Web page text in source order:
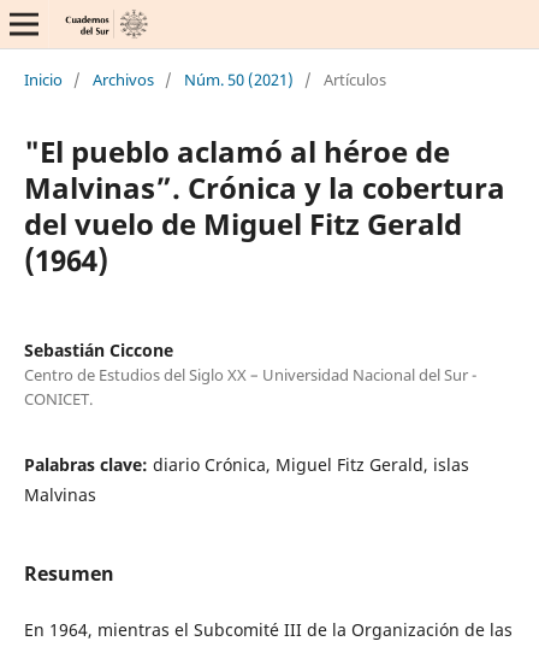
Inicio / Archivos / Núm. 50 (2021) / Artículos
"El pueblo aclamó al héroe de
Malvinas”. Crónica y la cobertura
del vuelo de Miguel Fitz Gerald
(1964)
Sebastián Ciccone
Centro de Estudios del Siglo XX – Universidad Nacional del Sur -
CONICET.
Palabras clave: diario Crónica, Miguel Fitz Gerald, islas
Malvinas
Resumen
En 1964, mientras el Subcomité III de la Organización de las